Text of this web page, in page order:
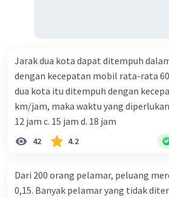
Jarak dua kota dapat ditempuh
dengan kecepatan mobil rata-rata
dua kota itu ditempuh dengan
km/jam, maka waktu yang diperlukan adalah
12 jam c. 15 jam d. 18 jam
42 4.2
Dari 200 orang pelamar, peluang
0,15. Banyak pelamar yang tidak